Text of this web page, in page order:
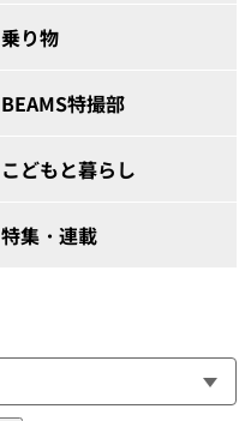
乗り物
BEAMS特撮部
こどもと暮らし
特集・連載